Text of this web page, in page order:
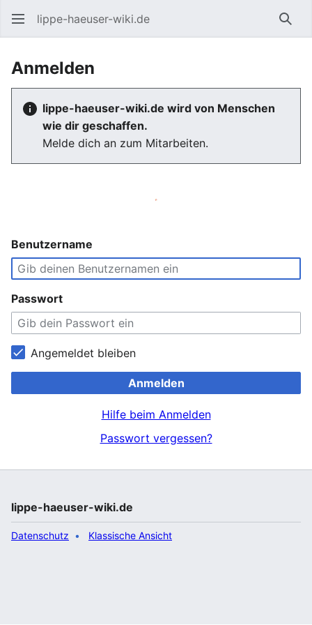
lippe-haeuser-wiki.de
Anmelden
lippe-haeuser-wiki.de wird von Menschen
wie dir geschaffen.
Melde dich an zum Mitarbeiten.
Benutzername
Passwort
Angemeldet bleiben
Anmelden
Hilfe beim Anmelden
Passwort vergessen?
lippe-haeuser-wiki.de
Datenschutz Klassische Ansicht